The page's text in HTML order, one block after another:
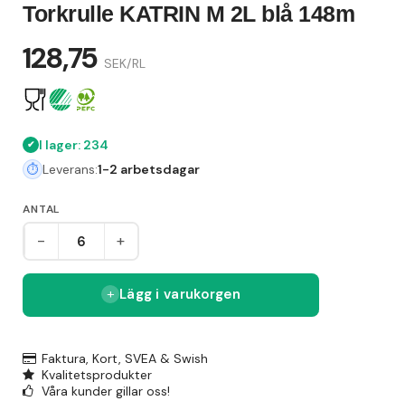
Torkrulle KATRIN M 2L blå 148m
128,75 SEK/RL
I lager: 234
Leverans:1-2 arbetsdagar
ANTAL
- +
Lägg i varukorgen
Faktura, Kort, SVEA & Swish
Kvalitetsprodukter
Våra kunder gillar oss!